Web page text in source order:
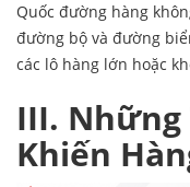
Quốc đường hàng
đường bộ và đường
các lô hàng lớn hoặc
III.
Khiến